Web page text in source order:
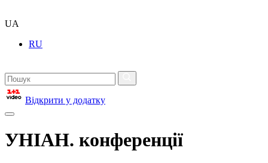
UA
RU
Відкрити у додатку
УНІАН. конференції